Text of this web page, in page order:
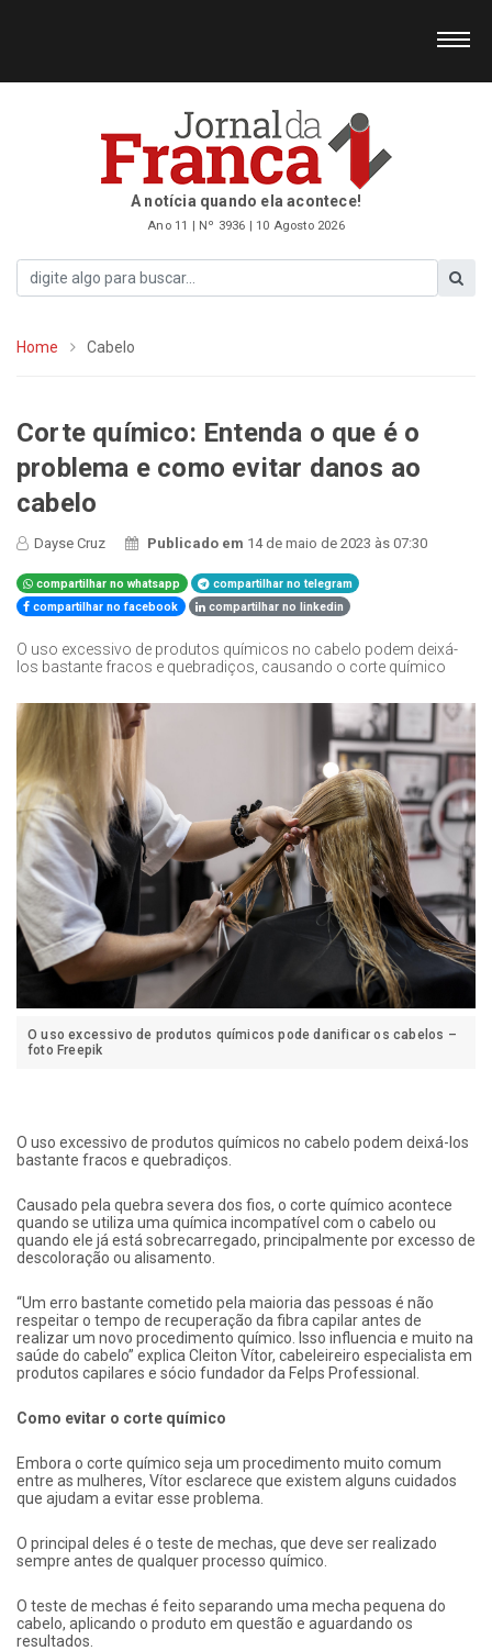
A notícia quando ela acontece!
Ano 11 | Nº 3936 | 10 Agosto 2026
Home Cabelo
Corte químico: Entenda o que é o
problema e como evitar danos ao
cabelo
Dayse Cruz Publicado em 14 de maio de 2023 às 07:30
compartilhar no whatsapp
compartilhar no telegram
compartilhar no facebook
compartilhar no linkedin
O uso excessivo de produtos químicos no cabelo podem deixá-
los bastante fracos e quebradiços, causando o corte químico
O uso excessivo de produtos químicos pode danificar os cabelos –
foto Freepik
O uso excessivo de produtos químicos no cabelo podem deixá-los
bastante fracos e quebradiços.
Causado pela quebra severa dos fios, o corte químico acontece
quando se utiliza uma química incompatível com o cabelo ou
quando ele já está sobrecarregado, principalmente por excesso de
descoloração ou alisamento.
“Um erro bastante cometido pela maioria das pessoas é não
respeitar o tempo de recuperação da fibra capilar antes de
realizar um novo procedimento químico. Isso influencia e muito na
saúde do cabelo” explica Cleiton Vítor, cabeleireiro especialista em
produtos capilares e sócio fundador da Felps Professional.
Como evitar o corte químico
Embora o corte químico seja um procedimento muito comum
entre as mulheres, Vítor esclarece que existem alguns cuidados
que ajudam a evitar esse problema.
O principal deles é o teste de mechas, que deve ser realizado
sempre antes de qualquer processo químico.
O teste de mechas é feito separando uma mecha pequena do
cabelo, aplicando o produto em questão e aguardando os
resultados.